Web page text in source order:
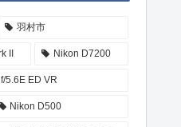
羽村市
II Nikon D7200
5.6E ED VR
Nikon D500